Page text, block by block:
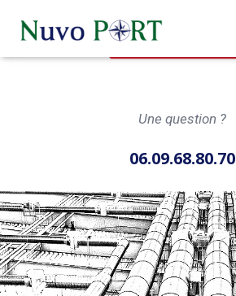
Une question ?
06.09.68.80.70